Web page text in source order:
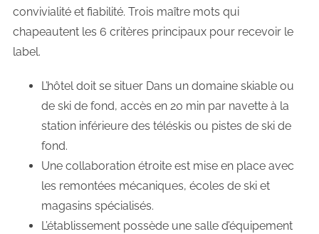
convivialité et fiabilité. Trois maître mots qui
chapeautent les 6 critères principaux pour recevoir le
label.
L’hôtel doit se situer Dans un domaine skiable ou
de ski de fond, accès en 20 min par navette à la
station inférieure des téléskis ou pistes de ski de
fond.
Une collaboration étroite est mise en place avec
les remontées mécaniques, écoles de ski et
magasins spécialisés.
L’établissement possède une salle d’équipement